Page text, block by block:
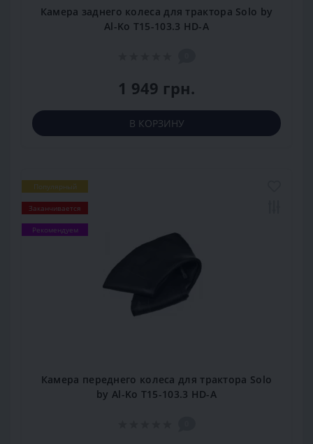
Камера заднего колеса для трактора Solo by
Al-Ko T15-103.3 HD-A
1 949 грн.
В КОРЗИНУ
Популярный
Заканчивается
Рекомендуем
Камера переднего колеса для трактора Solo
by Al-Ko T15-103.3 HD-A